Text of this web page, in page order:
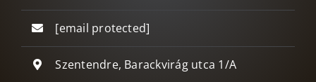
[email protected]
Szentendre, Barackvirág utca 1/A